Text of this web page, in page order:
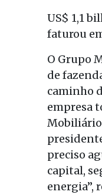
US$ 1,1
faturou
O Grupo
de
caminho
empresa
preciso
capital,
energia”,